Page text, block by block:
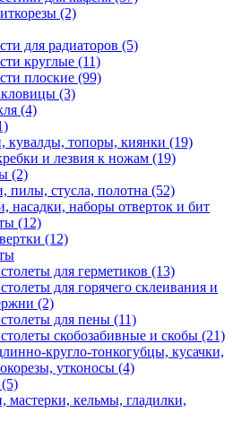
(2)
для радиаторов (5)
круглые (11)
плоские (99)
(3)
(4)
кувалды, топоры, киянки (19)
и лезвия к ножам (19)
(2)
пилы, стусла, полотна (52)
насадки, наборы отверток и бит
(12)
(12)
для герметиков (13)
для горячего склеивания и
(2)
для пены (11)
скобозабивные и скобы (21)
кругло-тонкогубцы, кусачки,
утконосы (4)
(5)
мастерки, кельмы, гладилки,